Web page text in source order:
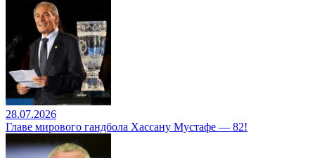
28.07.2026
Главе мирового гандбола Хассану Мустафе — 82!